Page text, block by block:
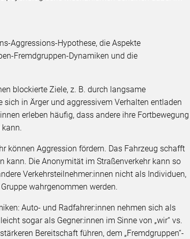
Aggressions-Hypothese, die Aspekte
Fremdgruppen-Dynamiken und die
blockierte Ziele, z. B. durch langsame
sich in Ärger und aggressivem Verhalten entladen
erleben häufig, dass andere ihre Fortbewegung
können Aggression fördern. Das Fahrzeug schafft
kann. Die Anonymität im Straßenverkehr kann so
Verkehrsteilnehmer:innen nicht als Individuen,
wahrgenommen werden.
Auto- und Radfahrer:innen nehmen sich als
sogar als Gegner:innen im Sinne von „wir“ vs.
Bereitschaft führen, dem „Fremdgruppen“-